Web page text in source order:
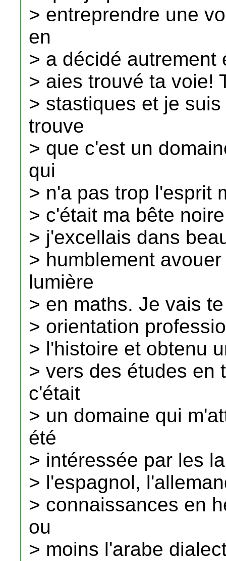
> entreprendre une
en
> a décidé autrement
> aies trouvé ta voie!
> stastiques et je
trouve
> que c'est un
qui
> n'a pas trop l'esprit
> c'était ma bête
> j'excellais dans
> humblement
lumière
> en maths. Je vais
> orientation
> l'histoire et obtenu
> vers des études en
c'était
> un domaine qui
été
> intéressée par les
> l'espagnol,
> connaissances en
ou
> moins l'arabe